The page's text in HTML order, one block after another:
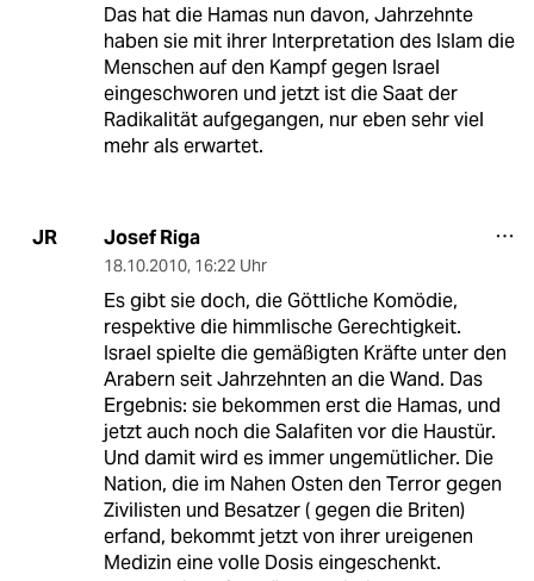
Das hat die Hamas nun davon, Jahrzehnte
haben sie mit ihrer Interpretation des Islam die
Menschen auf den Kampf gegen Israel
eingeschworen und jetzt ist die Saat der
Radikalität aufgegangen, nur eben sehr viel
mehr als erwartet.
JR Josef Riga
18.10.2010, 16:22 Uhr
Es gibt sie doch, die Göttliche Komödie,
respektive die himmlische Gerechtigkeit.
Israel spielte die gemäßigten Kräfte unter den
Arabern seit Jahrzehnten an die Wand. Das
Ergebnis: sie bekommen erst die Hamas, und
jetzt auch noch die Salafiten vor die Haustür.
Und damit wird es immer ungemütlicher. Die
Nation, die im Nahen Osten den Terror gegen
Zivilisten und Besatzer ( gegen die Briten)
erfand, bekommt jetzt von ihrer ureigenen
Medizin eine volle Dosis eingeschenkt.